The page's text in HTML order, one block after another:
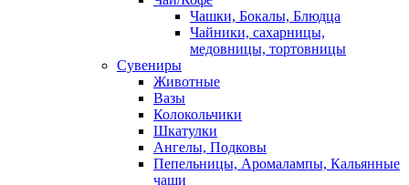
Чашки, Бокалы, Блюдца
Чайники, сахарницы,
медовницы, тортовницы
Сувениры
Животные
Вазы
Колокольчики
Шкатулки
Ангелы, Подковы
Пепельницы, Аромалампы, Кальянные
чаши